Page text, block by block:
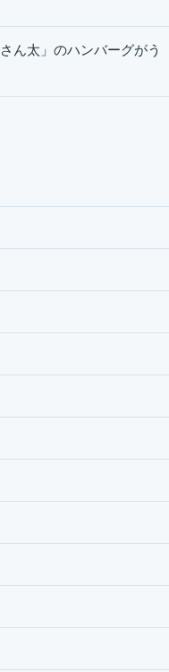
ん太」のハンバーグがう